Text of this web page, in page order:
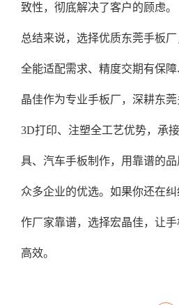
致性，彻底解决了客户的顾虑。
总结来说，选择优质东莞手板
全能适配需求、精度交期有保
晶佳作为专业手板厂，深耕东莞
3D打印、注塑全工艺优势，承
具、汽车手板制作，用靠谱的
众多企业的优选。如果你还在
作厂家靠谱，选择宏晶佳，让
高效。